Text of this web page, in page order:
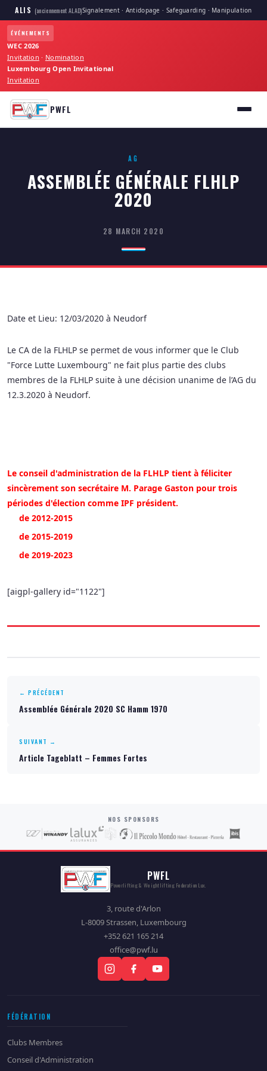
ALIS (anciennement ALAD)Signalement · Antidopage · Safeguarding · Manipulation
ÉVÉNEMENTS
WEC 2026
Invitation · Nomination
Luxembourg Open Invitational
Invitation
PWFL
AG
ASSEMBLÉE GÉNÉRALE FLHLP
2020
28 MARCH 2020
Date et Lieu: 12/03/2020 à Neudorf
Le CA de la FLHLP se permet de vous informer que le Club
"Force Lutte Luxembourg" ne fait plus partie des clubs
membres de la FLHLP suite à une décision unanime de l’AG du
12.3.2020 à Neudorf.
Le conseil d'administration de la FLHLP tient à féliciter
sincèrement son secrétaire M. Parage Gaston pour trois
périodes d'élection comme IPF président.
de 2012-2015
de 2015-2019
de 2019-2023
[aigpl-gallery id="1122"]
← PRÉCÉDENT
Assemblée Générale 2020 SC Hamm 1970
SUIVANT →
Article Tageblatt – Femmes Fortes
NOS SPONSORS
PWFL
Powerlifting & Weightlifting Federation Lux.
3, route d'Arlon
L-8009 Strassen, Luxembourg
+352 621 165 214
office@pwf.lu
FÉDÉRATION
Clubs Membres
Conseil d'Administration